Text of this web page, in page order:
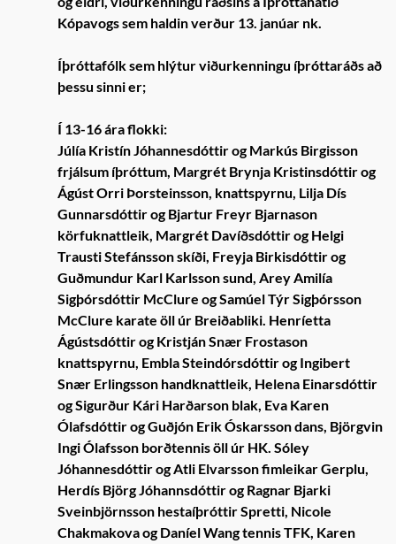
Kópavogs sem haldin verður 13. janúar nk.
Íþróttafólk sem hlýtur viðurkenningu íþróttaráðs að
þessu sinni er;
Í 13-16 ára flokki:
Júlía Kristín Jóhannesdóttir og Markús Birgisson
frjálsum íþróttum, Margrét Brynja Kristinsdóttir og
Ágúst Orri Þorsteinsson, knattspyrnu, Lilja Dís
Gunnarsdóttir og Bjartur Freyr Bjarnason
körfuknattleik, Margrét Davíðsdóttir og Helgi
Trausti Stefánsson skíði, Freyja Birkisdóttir og
Guðmundur Karl Karlsson sund, Arey Amilía
Sigþórsdóttir McClure og Samúel Týr Sigþórsson
McClure karate öll úr Breiðabliki. Henríetta
Ágústsdóttir og Kristján Snær Frostason
knattspyrnu, Embla Steindórsdóttir og Ingibert
Snær Erlingsson handknattleik, Helena Einarsdóttir
og Sigurður Kári Harðarson blak, Eva Karen
Ólafsdóttir og Guðjón Erik Óskarsson dans, Björgvin
Ingi Ólafsson borðtennis öll úr HK. Sóley
Jóhannesdóttir og Atli Elvarsson fimleikar Gerplu,
Herdís Björg Jóhannsdóttir og Ragnar Bjarki
Sveinbjörnsson hestaíþróttir Spretti, Nicole
Chakmakova og Daníel Wang tennis TFK, Karen